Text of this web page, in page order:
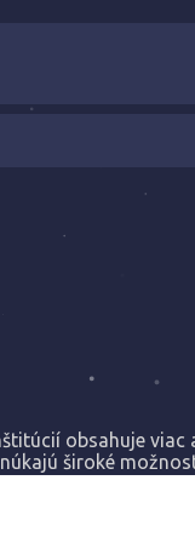
obsahuje viac
široké